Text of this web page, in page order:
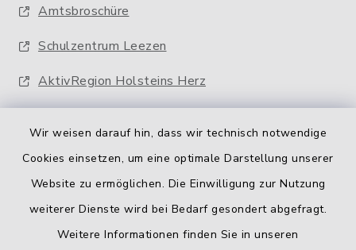
Wir weisen darauf hin, dass wir technisch notwendige
Cookies einsetzen, um eine optimale Darstellung unserer
Website zu ermöglichen. Die Einwilligung zur Nutzung
weiterer Dienste wird bei Bedarf gesondert abgefragt.
Weitere Informationen finden Sie in unseren
Amtsbroschüre
Schulzentrum Leezen
AktivRegion Holsteins Herz
Barrierefreiheit